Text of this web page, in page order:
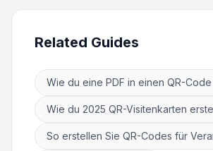
Related Guides
Wie du eine PDF in einen QR-
Wie du 2025 QR-Visitenkarten
So erstellen Sie QR-Codes für